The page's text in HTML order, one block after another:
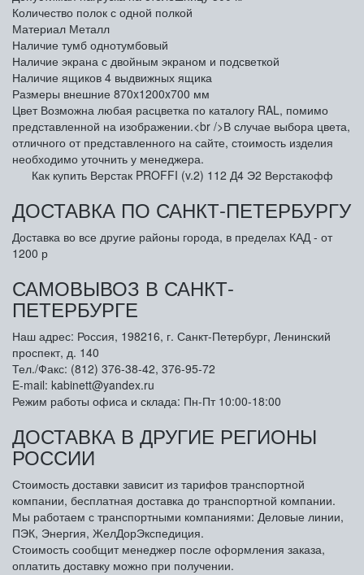
Количество полок с одной полкой
Материал Металл
Наличие тумб однотумбовый
Наличие экрана с двойным экраном и подсветкой
Наличие ящиков 4 выдвижных ящика
Размеры внешние 870x1200x700 мм
Цвет Возможна любая расцветка по каталогу RAL, помимо
представленной на изображении.<br />В случае выбора цвета,
отличного от представленного на сайте, стоимость изделия
необходимо уточнить у менеджера.
Как купить Верстак PROFFI (v.2) 112 Д4 Э2 Верстакофф
ДОСТАВКА ПО САНКТ-ПЕТЕРБУРГУ
Доставка во все другие районы города, в пределах КАД - от
1200 р
САМОВЫВОЗ В САНКТ-
ПЕТЕРБУРГЕ
Наш адрес: Россия, 198216, г. Санкт-Петербург, Ленинский
проспект, д. 140
Тел./Факс: (812) 376-38-42, 376-95-72
E-mail: kabinett@yandex.ru
Режим работы офиса и склада: Пн-Пт 10:00-18:00
ДОСТАВКА В ДРУГИЕ РЕГИОНЫ
РОССИИ
Стоимость доставки зависит из тарифов транспортной
компании, бесплатная доставка до транспортной компании.
Мы работаем с транспортными компаниями: Деловые линии,
ПЭК, Энергия, ЖелДорЭкспедиция.
Стоимость сообщит менеджер после оформления заказа,
оплатить доставку можно при получении.